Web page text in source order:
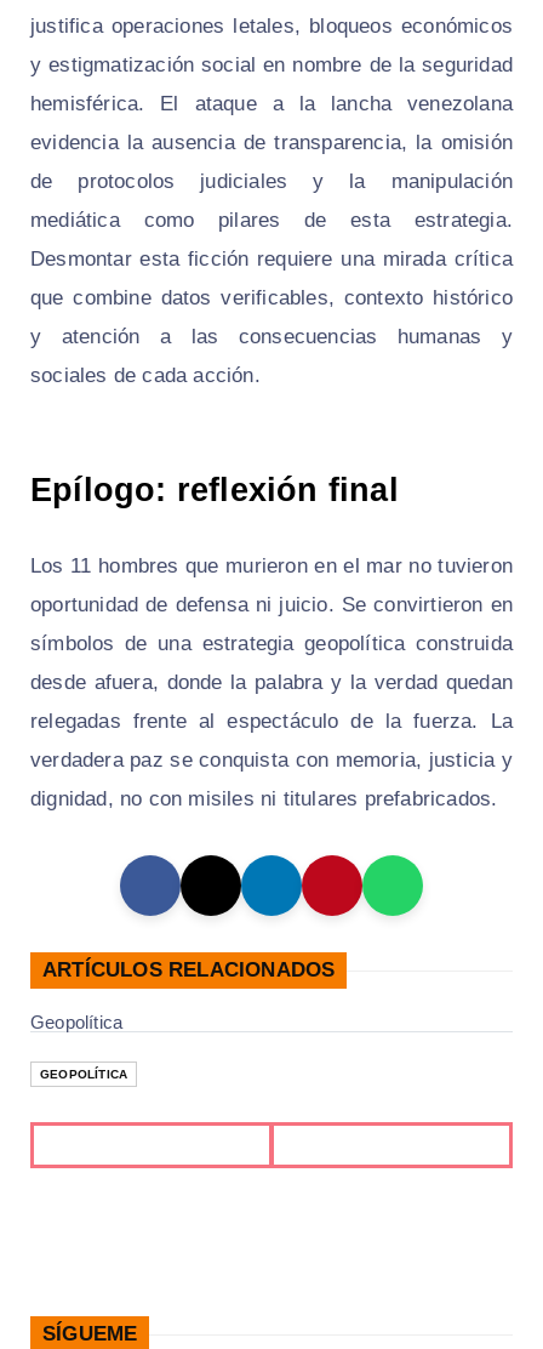
justifica operaciones letales, bloqueos económicos
y estigmatización social en nombre de la seguridad
hemisférica. El ataque a la lancha venezolana
evidencia la ausencia de transparencia, la omisión
de protocolos judiciales y la manipulación
mediática como pilares de esta estrategia.
Desmontar esta ficción requiere una mirada crítica
que combine datos verificables, contexto histórico
y atención a las consecuencias humanas y
sociales de cada acción.
Epílogo: reflexión final
Los 11 hombres que murieron en el mar no tuvieron
oportunidad de defensa ni juicio. Se convirtieron en
símbolos de una estrategia geopolítica construida
desde afuera, donde la palabra y la verdad quedan
relegadas frente al espectáculo de la fuerza. La
verdadera paz se conquista con memoria, justicia y
dignidad, no con misiles ni titulares prefabricados.
ARTÍCULOS RELACIONADOS
Geopolítica
GEOPOLÍTICA
SÍGUEME